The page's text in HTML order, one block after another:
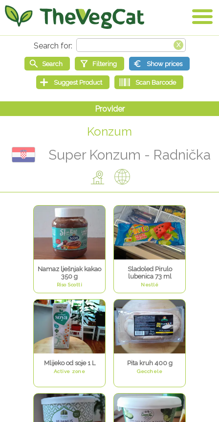
Konzum
Super Konzum - Radnička
Namaz lješnjak kakao
350 g
Riso Scotti
Sladoled Pirulo
lubenica 73 ml
Nestlé
Mlijeko od soje 1 L
Active zone
Pita kruh 400 g
Gecchele